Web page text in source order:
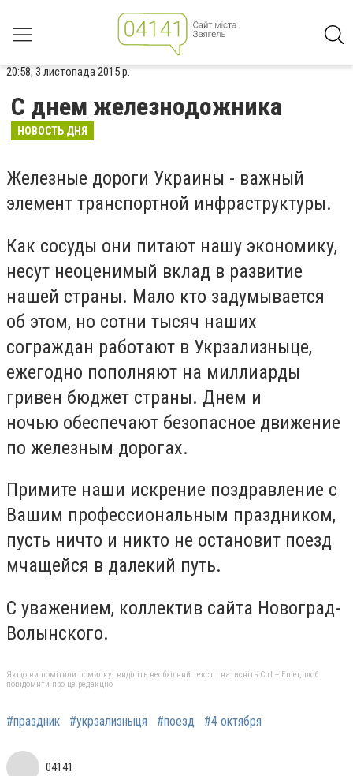
20:58, 3 листопада 2015 р.
С днем железнодожника
НОВОСТЬ ДНЯ
Железные дороги Украины - важный
элемент транспортной инфраструктуры.
Как сосуды они питают нашу экономику,
несут неоценимый вклад в развитие
нашей страны. Мало кто задумывается
об этом, но сотни тысяч наших
сограждан работают в Укрзализныце,
ежегодно пополняют на миллиарды
гривен бюджет страны. Днем и
ночью обеспечают безопасное движение
по железным дорогах.
Примите наши искрение поздравление с
Вашим профессиональным праздником,
пусть ничто и никто не остановит поезд
мчащейся в далекий путь.
С уважением, коллектив сайта Новоград-
Волынского.
Якщо ви помітили помилку, виділіть необхідний текст і натисніть Ctrl + Enter, щоб
повідомити про це редакцію
#праздник #укрзализныця #поезд #4 октября
04141